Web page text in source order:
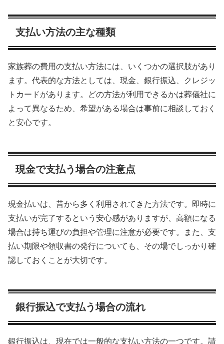
支払い方法の主な種類
家族葬の費用の支払い方法には、いくつかの選択肢があり
ます。代表的な方法としては、現金、銀行振込、クレジッ
トカードがあります。どの方法が利用できるかは葬儀社に
よって異なるため、希望がある場合は事前に相談しておく
と安心です。
現金で支払う場合の注意点
現金払いは、昔から多く利用されてきた方法です。即時に
支払いが完了するという安心感がありますが、高額になる
場合は持ち運びの負担や管理に注意が必要です。また、支
払い期限や領収書の発行についても、その場でしっかり確
認しておくことが大切です。
銀行振込で支払う場合の流れ
銀行振込は、現在では一般的な支払い方法の一つです。請